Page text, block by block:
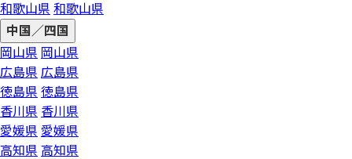
和歌山県 和歌山県
中国／四国
岡山県 岡山県
広島県 広島県
徳島県 徳島県
香川県 香川県
愛媛県 愛媛県
高知県 高知県